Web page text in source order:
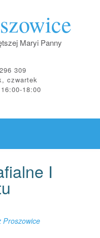
Maryi Panny
309
czwartek
18:00
I
Proszowice